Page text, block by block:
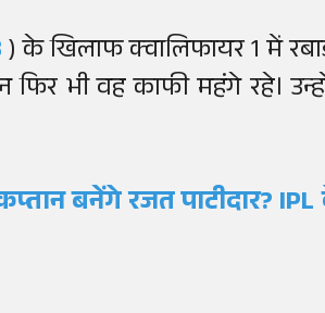
) के खिलाफ क्वालिफायर 1 में
भी वह काफी महंगे रहे।
बनेंगे रजत पाटीदार?